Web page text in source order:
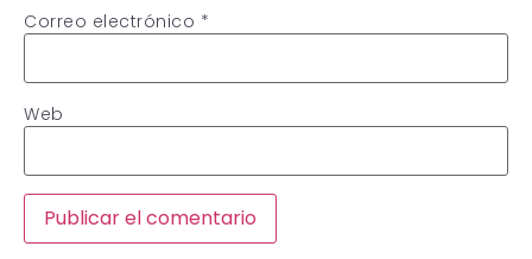
Correo electrónico *
Web